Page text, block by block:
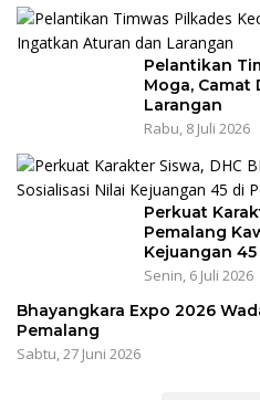
Pelantikan
Moga, Camat
Larangan
Rabu, 8 Juli 2026
Perkuat
Pemalang
Kejuangan
Senin, 6 Juli 2026
Bhayangkara Expo 2026
Pemalang
Sabtu, 27 Juni 2026